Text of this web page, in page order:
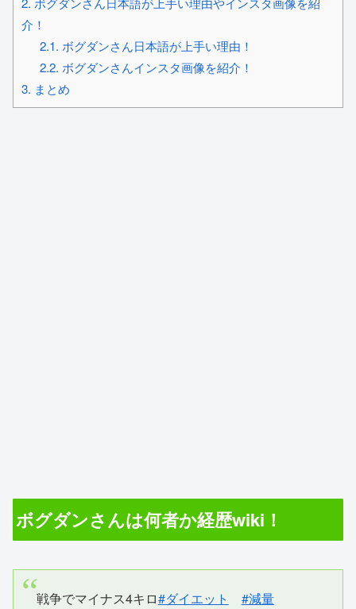
介！
2.1. ボグダンさん日本語が上手い理由！
2.2. ボグダンさんインスタ画像を紹介！
3. まとめ
ボグダンさんは何者か経歴wiki！
戦争でマイナス4キロ#ダイエット #減量